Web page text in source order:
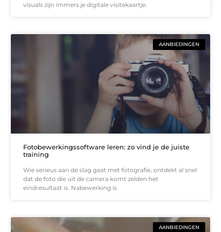
visuals zijn immers je digitale visitekaartje.
AANBIEDINGEN
Fotobewerkingssoftware leren: zo vind je de juiste
training
Wie serieus aan de slag gaat met fotografie, ontdekt al snel
dat de foto die uit de camera komt zelden het
eindresultaat is. Nabewerking is
AANBIEDINGEN